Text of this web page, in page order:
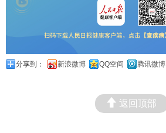
分享到： 新浪微博 QQ空间 腾讯微博
返回顶部